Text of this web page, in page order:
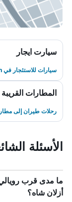
سيارت ايجار
سيارات للاستئجار في Batu Gajah
المطارات القريبة
رحلات طيران إلى
الأسئلة
ما مدى قرب
أزلان شاه؟